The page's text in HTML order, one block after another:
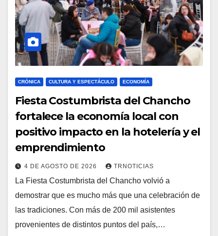
CRÓNICA CULTURA Y ESPECTÁCULO ECONOMÍA
Fiesta Costumbrista del Chancho
fortalece la economía local con
positivo impacto en la hotelería y el
emprendimiento
4 DE AGOSTO DE 2026 TRNOTICIAS
La Fiesta Costumbrista del Chancho volvió a
demostrar que es mucho más que una celebración de
las tradiciones. Con más de 200 mil asistentes
provenientes de distintos puntos del país,…